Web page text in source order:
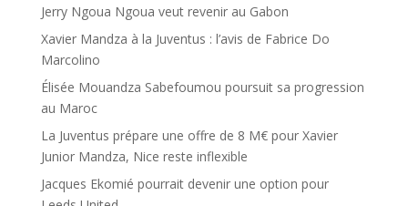
Jerry Ngoua Ngoua veut revenir au Gabon
Xavier Mandza à la Juventus : l’avis de Fabrice Do
Marcolino
Élisée Mouandza Sabefoumou poursuit sa progression
au Maroc
La Juventus prépare une offre de 8 M€ pour Xavier
Junior Mandza, Nice reste inflexible
Jacques Ekomié pourrait devenir une option pour